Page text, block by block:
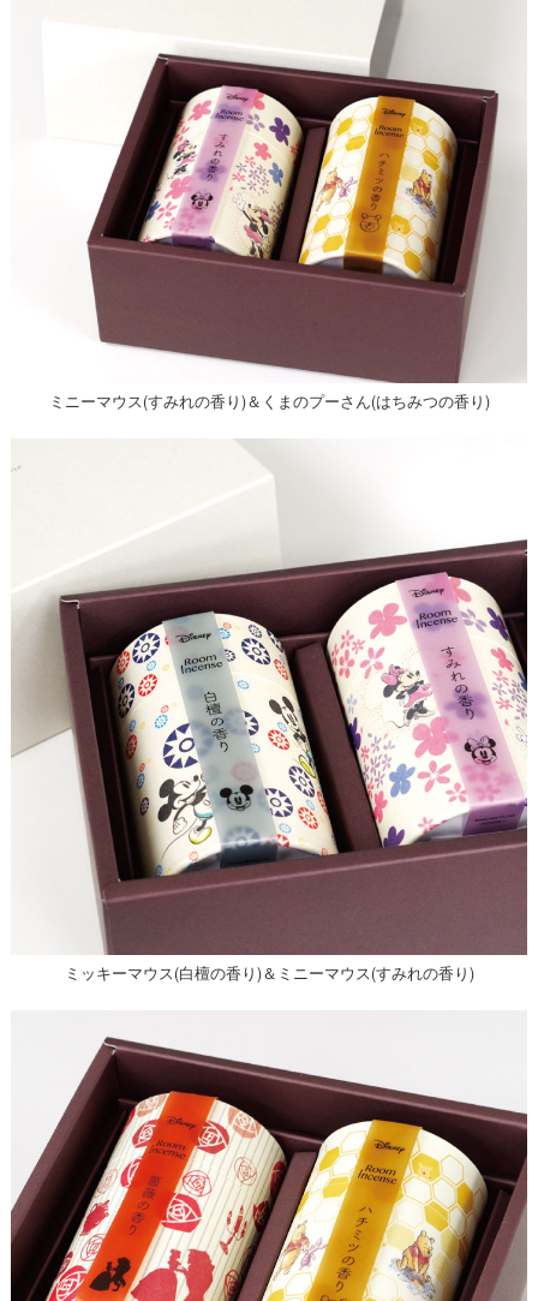
ミニーマウス(すみれの香り)＆くまのプーさん(はちみつの香り)
ミッキーマウス(白檀の香り)＆ミニーマウス(すみれの香り)